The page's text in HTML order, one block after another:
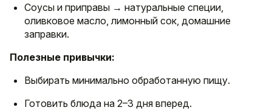
Соусы и приправы → натуральные специи,
оливковое масло, лимонный сок, домашние
заправки.
Полезные привычки:
Выбирать минимально обработанную пищу.
Готовить блюда на 2–3 дня вперед.